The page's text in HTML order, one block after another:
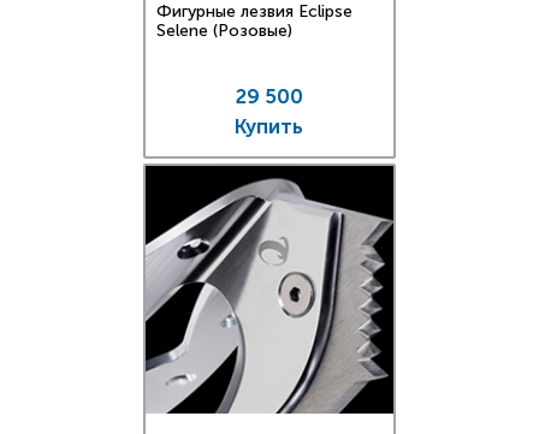
Фигурные лезвия Eclipse
Selene (Розовые)
29 500
Купить